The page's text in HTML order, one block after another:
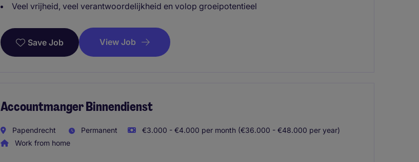
Veel vrijheid, veel verantwoordelijkheid en volop groeipotentieel
Save Job View Job
Accountmanger Binnendienst
Papendrecht Permanent
€3.000 - €4.000 per month (€36.000 - €48.000 per year)
Work from home